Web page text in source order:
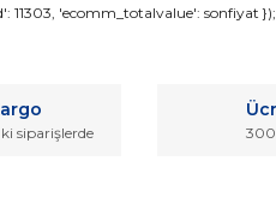
ürün açıklamalarında ve
eksik bilgiler bulunuyor.
11303, 'ecomm_totalvalue': sonfiyat });
siparişlerde 300